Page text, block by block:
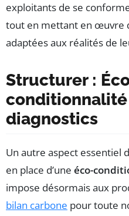
exploitants de se
tout en mettant en œuvre
adaptées aux réalités de
Structurer :
diagnostics
Un autre aspect essentiel
en place d’une éco-
impose désormais aux
bilan carbone pour toute